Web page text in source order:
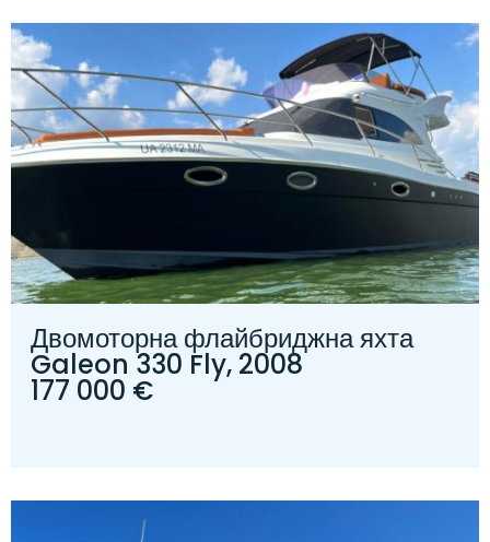
Двомоторна флайбриджна яхта
Galeon 330 Fly, 2008
177 000 €